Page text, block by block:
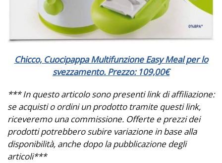
Chicco, Cuocipappa Multifunzione Easy Meal per lo
svezzamento. Prezzo: 109,00€
*** In questo articolo sono presenti link di affiliazione:
se acquisti o ordini un prodotto tramite questi link,
riceveremo una commissione. Offerte e prezzi dei
prodotti potrebbero subire variazione in base alla
disponibilità, anche dopo la pubblicazione degli
articoli***